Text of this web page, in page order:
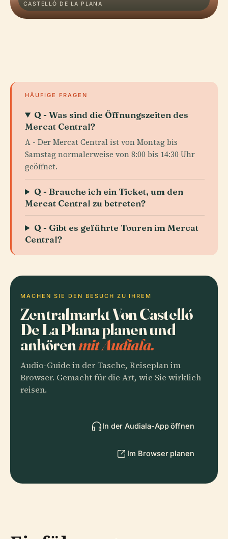
CASTELLÓ DE LA PLANA
HÄUFIGE FRAGEN
Q - Was sind die Öffnungszeiten des
Mercat Central?
A - Der Mercat Central ist von Montag bis
Samstag normalerweise von 8:00 bis 14:30 Uhr
geöffnet.
Q - Brauche ich ein Ticket, um den
Mercat Central zu betreten?
Q - Gibt es geführte Touren im Mercat
Central?
MACHEN SIE DEN BESUCH ZU IHREM
Zentralmarkt Von Castelló
De La Plana planen und
anhörenmit Audiala.
Audio-Guide in der Tasche, Reiseplan im
Browser. Gemacht für die Art, wie Sie wirklich
reisen.
In der Audiala-App öffnen
Im Browser planen